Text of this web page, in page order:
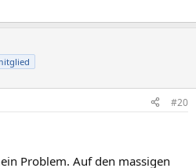
#20
Problem. Auf den massigen